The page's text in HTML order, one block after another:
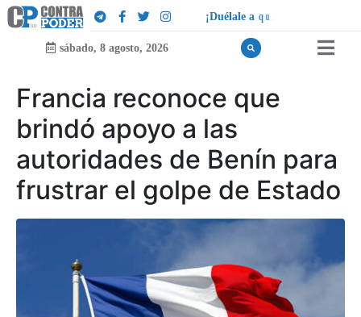
¡Duélale a q u i
sábado, 8 agosto, 2026
Francia reconoce que
brindó apoyo a las
autoridades de Benín para
frustrar el golpe de Estado